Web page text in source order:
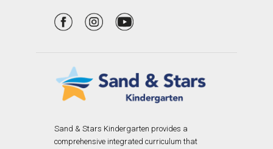
Sand & Stars Kindergarten provides a
comprehensive integrated curriculum that